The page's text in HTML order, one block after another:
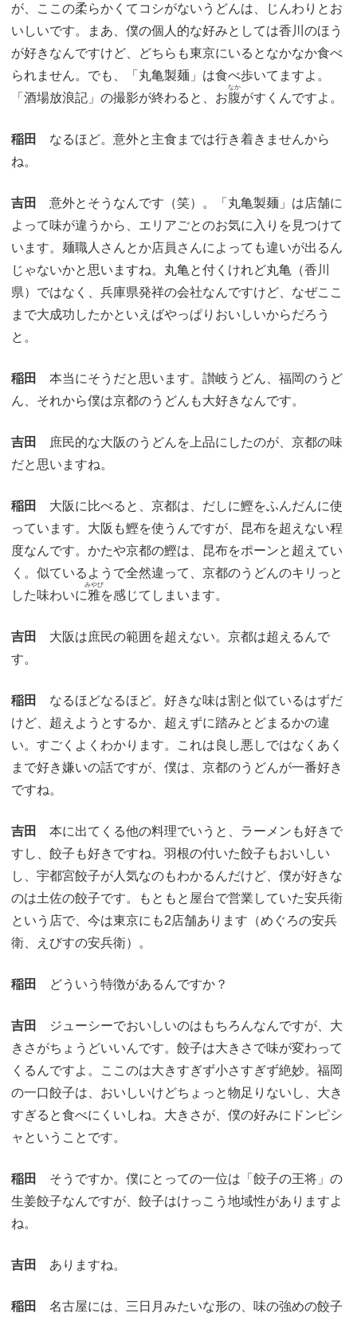
が、ここの柔らかくてコシがないうどんは、じんわりとお
いしいです。まあ、僕の個人的な好みとしては香川のほう
が好きなんですけど、どちらも東京にいるとなかなか食べ
られません。でも、「丸亀製麺」は食べ歩いてますよ。
「酒場放浪記」の撮影が終わると、お腹
なか
がすくんですよ。
稲田 なるほど。意外と主食までは行き着きませんから
ね。
吉田 意外とそうなんです（笑）。「丸亀製麺」は店舗に
よって味が違うから、エリアごとのお気に入りを見つけて
います。麺職人さんとか店員さんによっても違いが出るん
じゃないかと思いますね。丸亀と付くけれど丸亀（香川
県）ではなく、兵庫県発祥の会社なんですけど、なぜここ
まで大成功したかといえばやっぱりおいしいからだろう
と。
稲田 本当にそうだと思います。讃岐うどん、福岡のうど
ん、それから僕は京都のうどんも大好きなんです。
吉田
庶民的な大阪のうどんを上品にしたのが、京都の味
だと思いますね。
稲田 大阪に比べると、京都は、だしに鰹をふんだんに使
っています。大阪も鰹を使うんですが、昆布を超えない程
度なんです。かたや京都の鰹は、昆布をポーンと超えてい
く。似ているようで全然違って、京都のうどんのキリっと
した味わいに雅
みやび
を感じてしまいます。
吉田 大阪は庶民の範囲を超えない。京都は超えるんで
す。
稲田 なるほどなるほど。好きな味は割と似ているはずだ
けど、超えようとするか、超えずに踏みとどまるかの違
い。すごくよくわかります。これは良し悪しではなくあく
まで好き嫌いの話ですが、僕は、京都のうどんが一番好き
ですね。
吉田 本に出てくる他の料理でいうと、ラーメンも好きで
すし、餃子も好きですね。羽根の付いた餃子もおいしい
し、宇都宮餃子が人気なのもわかるんだけど、僕が好きな
のは土佐の餃子です。もともと屋台で営業していた安兵衛
という店で、今は東京にも2店舗あります（めぐろの安兵
衛、えびすの安兵衛）。
稲田 どういう特徴があるんですか？
吉田
ジューシーでおいしいのはもちろんなんですが、大
きさがちょうどいいんです。餃子は大きさで味が変わって
くるんですよ。ここのは大きすぎず小さすぎず絶妙。福岡
の一口餃子は、おいしいけどちょっと物足りないし、大き
すぎると食べにくいしね。大きさが、僕の好みにドンピシ
ャということです。
稲田 そうですか。僕にとっての一位は「餃子の王将」の
生姜餃子なんですが、餃子はけっこう地域性がありますよ
ね。
吉田 ありますね。
稲田 名古屋には、三日月みたいな形の、味の強めの餃子